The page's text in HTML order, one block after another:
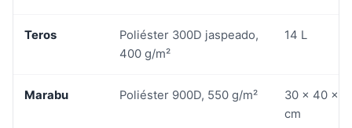
Teros
Poliéster 300D jaspeado,
400 g/m²
14 L
Marabu Poliéster 900D, 550 g/m²
30 x 40 x
cm